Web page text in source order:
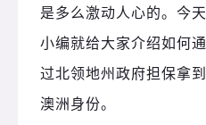
是多么激动人心的。今天
小编就给大家介绍如何通
过北领地州政府担保拿到
澳洲身份。